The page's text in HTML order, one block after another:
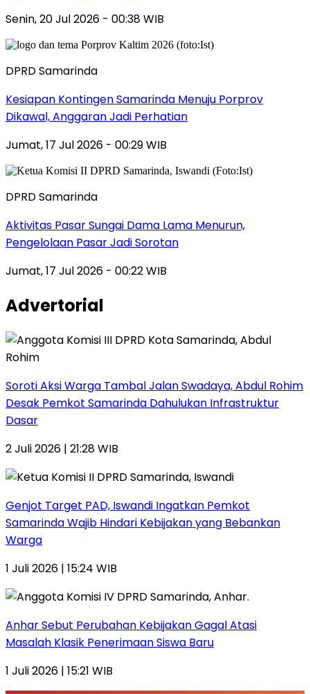
Senin, 20 Jul 2026 - 00:38 WIB
DPRD Samarinda
Kesiapan Kontingen Samarinda Menuju Porprov
Dikawal, Anggaran Jadi Perhatian
Jumat, 17 Jul 2026 - 00:29 WIB
DPRD Samarinda
Aktivitas Pasar Sungai Dama Lama Menurun,
Pengelolaan Pasar Jadi Sorotan
Jumat, 17 Jul 2026 - 00:22 WIB
Advertorial
Soroti Aksi Warga Tambal Jalan Swadaya, Abdul Rohim
Desak Pemkot Samarinda Dahulukan Infrastruktur
Dasar
2 Juli 2026 | 21:28 WIB
Genjot Target PAD, Iswandi Ingatkan Pemkot
Samarinda Wajib Hindari Kebijakan yang Bebankan
Warga
1 Juli 2026 | 15:24 WIB
Anhar Sebut Perubahan Kebijakan Gagal Atasi
Masalah Klasik Penerimaan Siswa Baru
1 Juli 2026 | 15:21 WIB